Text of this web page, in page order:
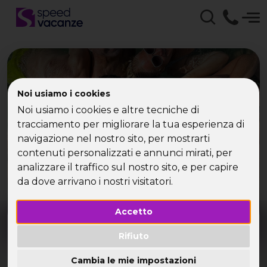
Noi usiamo i cookies
Noi usiamo i cookies e altre tecniche di
tracciamento per migliorare la tua esperienza di
navigazione nel nostro sito, per mostrarti
contenuti personalizzati e annunci mirati, per
analizzare il traffico sul nostro sito, e per capire
da dove arrivano i nostri visitatori.
Accetto
Rifiuto
Cambia le mie impostazioni
Che tipo di vacanza
cerchi?
Scegli la tua destinazione tra le diverse proposte
di Speed Vacanze®
Quando?
Tutto l'anno